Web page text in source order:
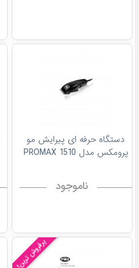
دستگاه حرفه ای پیرایش مو
پرومکس مدل 1510 PROMAX
ناموجود
پرفروش ترین!